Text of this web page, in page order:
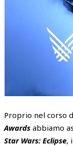
Proprio nel corso
Awards abbiamo
Star Wars: Eclipse,